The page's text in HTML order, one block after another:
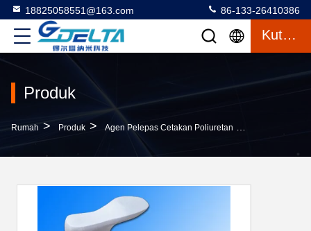
18825058551@163.com 86-133-26410386
Kutipan
Produk
Rumah > Produk > Agen Pelepas Cetakan Poliuretan >